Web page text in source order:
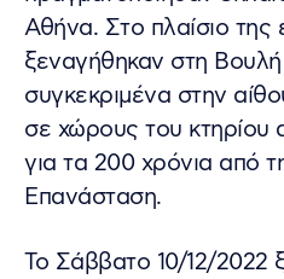
Αθήνα. Στο πλαίσιο της
ξεναγήθηκαν στη
συγκεκριμένα στην
σε χώρους του κτηρίου
για τα 200 χρόνια από
Επανάσταση.
Το Σάββατο 10/12/2022